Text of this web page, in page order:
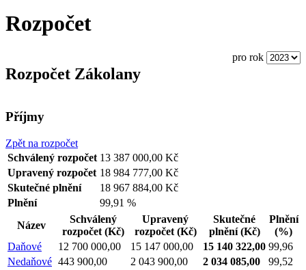
Rozpočet
pro rok
Rozpočet Zákolany
Příjmy
Zpět na rozpočet
Schválený rozpočet 13 387 000,00 Kč
Upravený rozpočet 18 984 777,00 Kč
Skutečné plnění
18 967 884,00 Kč
Plnění
99,91 %
Název
Schválený
rozpočet (Kč)
Upravený
rozpočet (Kč)
Skutečné
plnění(Kč)
Plnění
(%)
Daňové
12 700 000,00 15 147 000,00 15 140 322,00 99,96
Nedaňové 443 900,00 2 043 900,00 2 034 085,00
99,52